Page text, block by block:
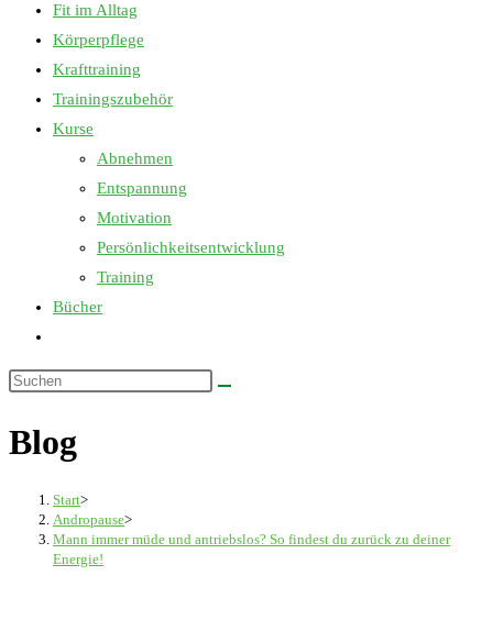
Fit im Alltag
Körperpflege
Krafttraining
Trainingszubehör
Kurse
Abnehmen
Entspannung
Motivation
Persönlichkeitsentwicklung
Training
Bücher
umschalten
Diese
durchsuchen
Blog
Start>
Andropause>
Mann immer müde und antriebslos? So findest du zurück zu deiner
Energie!